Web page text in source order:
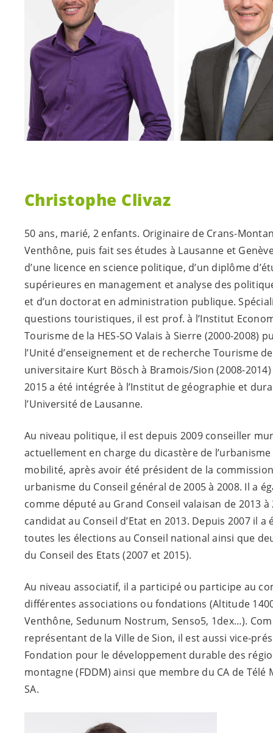
Christophe Clivaz
50 ans, marié, 2 enfants. Originaire de Crans-
Venthône, puis fait ses études à Lausanne et
d’une licence en science politique, d’un diplôme
supérieures en management et analyse des
et d’un doctorat en administration publique.
questions touristiques, il est prof. à l’Institut
Tourisme de la HES-SO Valais à Sierre (2000-2008)
l’Unité d’enseignement et de recherche Tourisme
universitaire Kurt Bösch à Bramois/Sion (2008-
2015 a été intégrée à l’Institut de géographie et
l’Université de Lausanne.
Au niveau politique, il est depuis 2009 conseiller
actuellement en charge du dicastère de
mobilité, après avoir été président de la
urbanisme du Conseil général de 2005 à 2008. Il a
comme député au Grand Conseil valaisan de 2013 à
candidat au Conseil d’Etat en 2013. Depuis 2007 il a
toutes les élections au Conseil national ainsi que
du Conseil des Etats (2007 et 2015).
Au niveau associatif, il a participé ou participe au
différentes associations ou fondations (Altitude
Venthône, Sedunum Nostrum, Senso5, 1dex…).
représentant de la Ville de Sion, il est aussi vice-
Fondation pour le développement durable des
montagne (FDDM) ainsi que membre du CA de Télé
SA.